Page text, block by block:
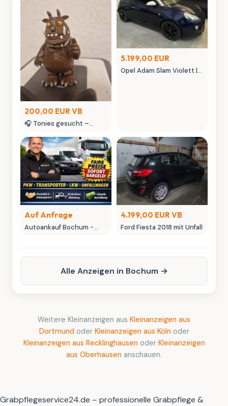
200,00 EUR VB
🎧 Tonies gesucht –
seltene Tonies
Sammlerstücke
5.199,00 EUR
Opel Adam Slam Violett |
Auf Anfrage
Autoankauf Bochum -
4.199,00 EUR VB
Ford Fiesta 2018 mit Unfall
Alle Anzeigen in Bochum →
Weitere Kleinanzeigen aus Kleinanzeigen aus
Dortmund oder Kleinanzeigen aus Kölnoder
Kleinanzeigen aus Recklinghausenoder Kleinanzeigen
aus Oberhausen anschauen.
Grabpflegeservice24.de – professionelle Grabpflege &